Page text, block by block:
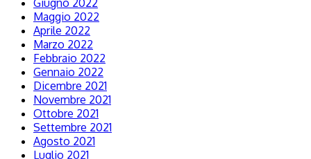
Giugno 2022
Maggio 2022
Aprile 2022
Marzo 2022
Febbraio 2022
Gennaio 2022
Dicembre 2021
Novembre 2021
Ottobre 2021
Settembre 2021
Agosto 2021
Luglio 2021